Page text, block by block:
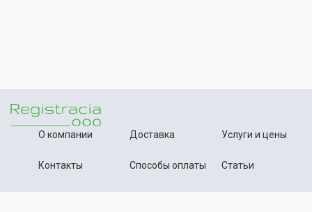
О компании
Контакты
Доставка
Способы оплаты
Услуги и цены
Статьи